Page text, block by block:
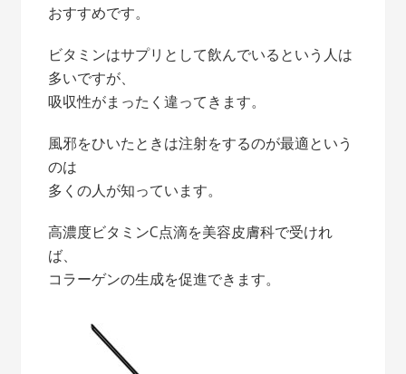
おすすめです。
ビタミンはサプリとして飲んでいるという人は
多いですが、
吸収性がまったく違ってきます。
風邪をひいたときは注射をするのが最適という
のは
多くの人が知っています。
高濃度ビタミンC点滴を美容皮膚科で受けれ
ば、
コラーゲンの生成を促進できます。